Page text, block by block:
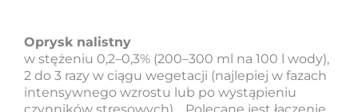
Oprysk nalistny
w stężeniu 0,2–0,3% (200–300 ml na 100 l wody),
2 do 3 razy w ciągu wegetacji (najlepiej w fazach
intensywnego wzrostu lub po wystąpieniu
czynników stresowych). Polecane jest łączenie